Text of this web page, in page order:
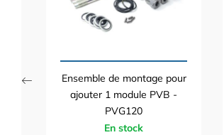
Ensemble de montage pour
ajouter 1 module PVB -
PVG120
En stock